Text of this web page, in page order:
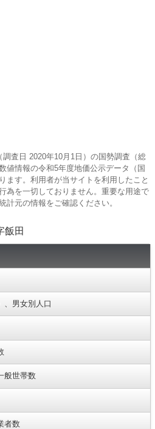
査日 2020年10月1日）の国勢調査（総
値情報の令和5年度地価公示データ（国
ます。利用者が当サイトを利用したこと
為を一切しておりません。重要な用途で
計元の情報をご確認ください。
飯田
、男女別人口
般世帯数
者数